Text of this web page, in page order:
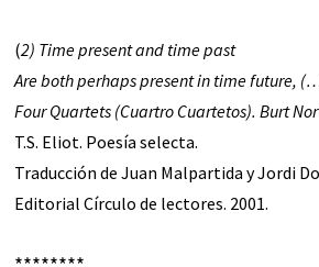
(2) Time present and time past
Are both perhaps present in time future,
Four Quartets (Cuartro Cuartetos). Burt
T.S. Eliot. Poesía selecta.
Traducción de Juan Malpartida y Jordi
Editorial Círculo de lectores. 2001.